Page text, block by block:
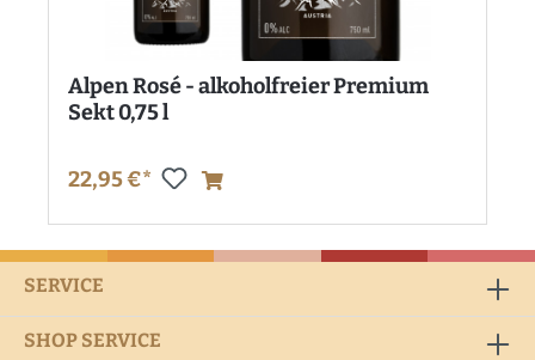
Alpen Rosé - alkoholfreier Premium
Sekt 0,75 l
22,95 €*
SERVICE
SHOP SERVICE